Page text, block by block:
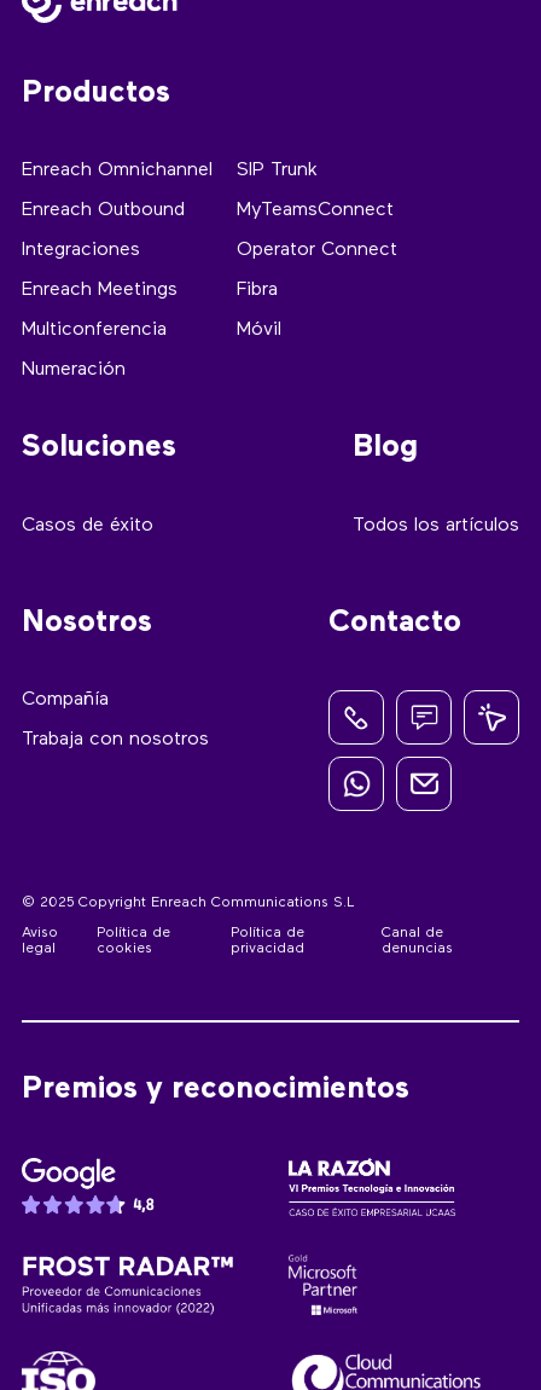
Productos
Enreach Omnichannel
Enreach Outbound
Integraciones
Enreach Meetings
Multiconferencia
Numeración
SIP Trunk
MyTeamsConnect
Operator Connect
Fibra
Móvil
Soluciones
Casos de éxito
Blog
Todos los artículos
Nosotros
Compañía
Trabaja con nosotros
Contacto
© 2025 Copyright Enreach Communications S.L
Aviso
legal
Política de
cookies
Política de
privacidad
Canal de
denuncias
Premios y reconocimientos